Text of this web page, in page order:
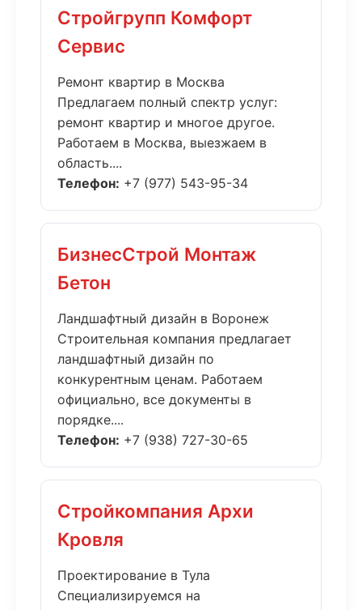
Стройгрупп Комфорт
Сервис
Ремонт квартир в Москва
Предлагаем полный спектр услуг:
ремонт квартир и многое другое.
Работаем в Москва, выезжаем в
область....
Телефон: +7 (977) 543-95-34
БизнесСтрой Монтаж
Бетон
Ландшафтный дизайн в Воронеж
Строительная компания предлагает
ландшафтный дизайн по
конкурентным ценам. Работаем
официально, все документы в
порядке....
Телефон: +7 (938) 727-30-65
Стройкомпания Архи
Кровля
Проектирование в Тула
Специализируемся на